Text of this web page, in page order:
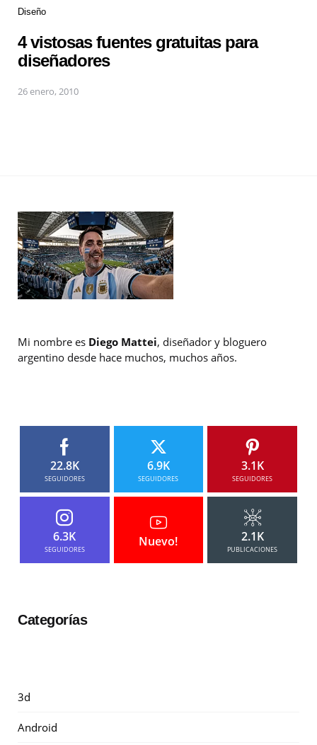
Diseño
4 vistosas fuentes gratuitas para
diseñadores
26 enero, 2010
Mi nombre es Diego Mattei, diseñador y bloguero
argentino desde hace muchos, muchos años.
22.8K
SEGUIDORES
6.9K
SEGUIDORES
3.1K
SEGUIDORES
6.3K
SEGUIDORES
Nuevo! 2.1K
PUBLICACIONES
Categorías
3d
Android